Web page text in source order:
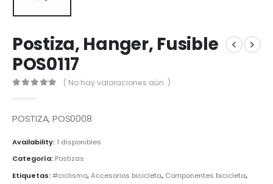
Postiza, Hanger, Fusible
POS0117
( No hay valoraciones aún. )
POSTIZA, POS0008
Availability: 1 disponibles
Categoría: Postizas
Etiquetas:#ciclismo,Accesorios bicicleta, Componentes bicicleta,